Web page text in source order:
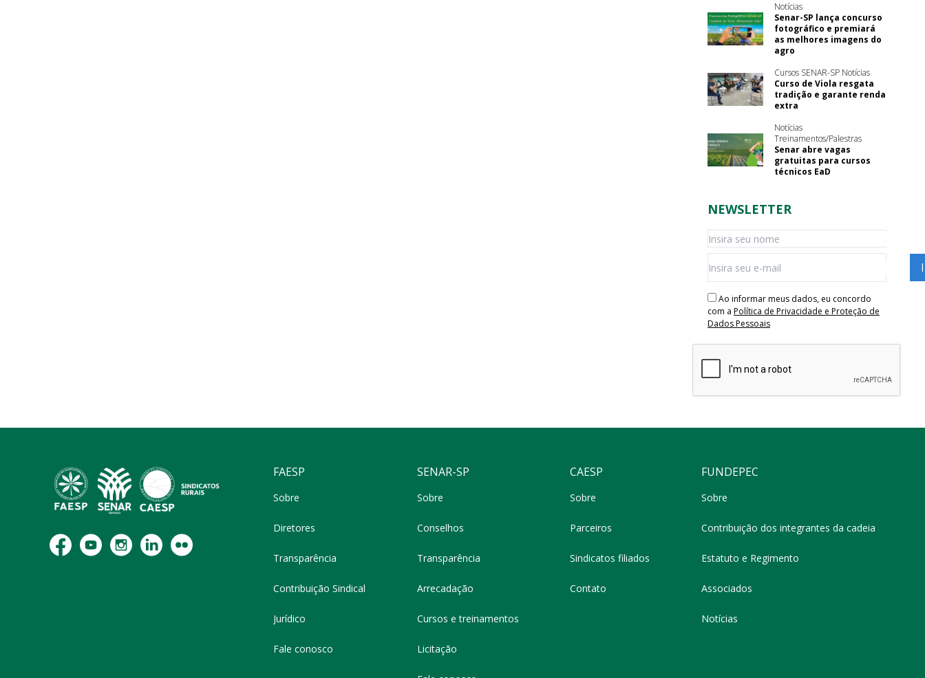
Notícias
Senar-SP lança concurso
fotográfico e premiará
as melhores imagens do
agro
Cursos SENAR-SP Notícias
Curso de Viola resgata
tradição e garante renda
extra
Notícias
Treinamentos/Palestras
Senar abre vagas
gratuitas para cursos
técnicos EaD
NEWSLETTER
Ao informar meus dados, eu concordo
com a Política de Privacidade e Proteção de
Dados Pessoais
FAESP
Sobre
Diretores
Transparência
Contribuição Sindical
Jurídico
Fale conosco
SENAR-SP
Sobre
Conselhos
Transparência
Arrecadação
Cursos e treinamentos
Licitação
CAESP
Sobre
Parceiros
Sindicatos filiados
Contato
FUNDEPEC
Sobre
Contribuição dos integrantes da cadeia
Estatuto e Regimento
Associados
Notícias